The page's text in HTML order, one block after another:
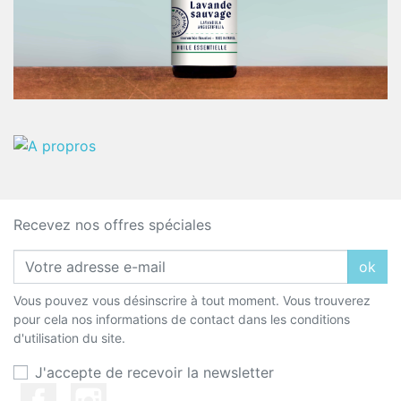
Recevez nos offres spéciales
ok
Vous pouvez vous désinscrire à tout moment. Vous trouverez
pour cela nos informations de contact dans les conditions
d'utilisation du site.
J'accepte de recevoir la newsletter